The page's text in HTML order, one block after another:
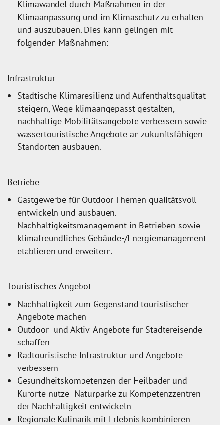
Klimawandel durch Maßnahmen in der
Klimaanpassung und im Klimaschutz zu erhalten
und auszubauen. Dies kann gelingen mit
folgenden Maßnahmen:
Infrastruktur
Städtische Klimaresilienz und Aufenthaltsqualität
steigern, Wege klimaangepasst gestalten,
nachhaltige Mobilitätsangebote verbessern sowie
wassertouristische Angebote an zukunftsfähigen
Standorten ausbauen.
Betriebe
Gastgewerbe für Outdoor-Themen qualitätsvoll
entwickeln und ausbauen.
Nachhaltigkeitsmanagement in Betrieben sowie
klimafreundliches Gebäude-/Energiemanagement
etablieren und erweitern.
Touristisches Angebot
Nachhaltigkeit zum Gegenstand touristischer
Angebote machen
Outdoor- und Aktiv-Angebote für Städtereisende
schaffen
Radtouristische Infrastruktur und Angebote
verbessern
Gesundheitskompetenzen der Heilbäder und
Kurorte nutze- Naturparke zu Kompetenzzentren
der Nachhaltigkeit entwickeln
Regionale Kulinarik mit Erlebnis kombinieren